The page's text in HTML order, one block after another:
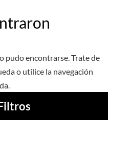
pudo encontrarse. Trate de
o utilice la navegación